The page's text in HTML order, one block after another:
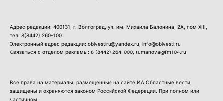
Адрес редакции: 400131, г. Волгоград, ул. им. Михаила Балонина, 2А, пом XIII,
тел. 8(8442) 260-100
Электронный адрес редакции: oblvestiru@yandex.ru, info@oblvesti.ru
Связаться с отделом рекламы: 8 (8442) 264-000 , tumanova@fm104.ru
Все права на материалы, размещенные на сайте ИА Областные вести,
защищены и охраняются законом Российской Федерации. При полном или
частичном